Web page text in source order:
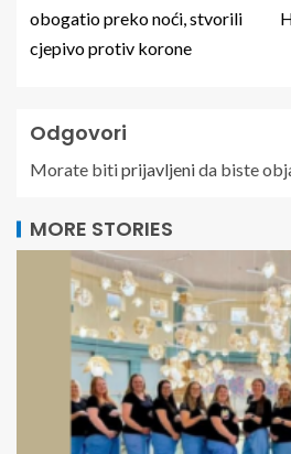
obogatio preko noći, stvorili
cjepivo protiv korone
Odgovori
Morate bitiprijavljenida biste
MORE STORIES